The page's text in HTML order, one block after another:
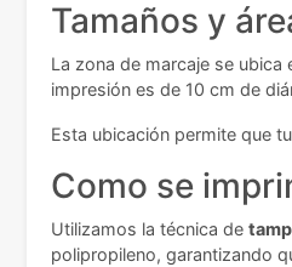
Tamaños y
La zona de marcaje se ubica
impresión es de 10 cm de
Esta ubicación permite que
Como se
Utilizamos la técnica de
polipropileno, garantizando